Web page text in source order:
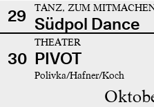
29 TANZ, ZUM
Südpol Dance
30
THEATER
PIVOT
Polivka/Hafner/Koch